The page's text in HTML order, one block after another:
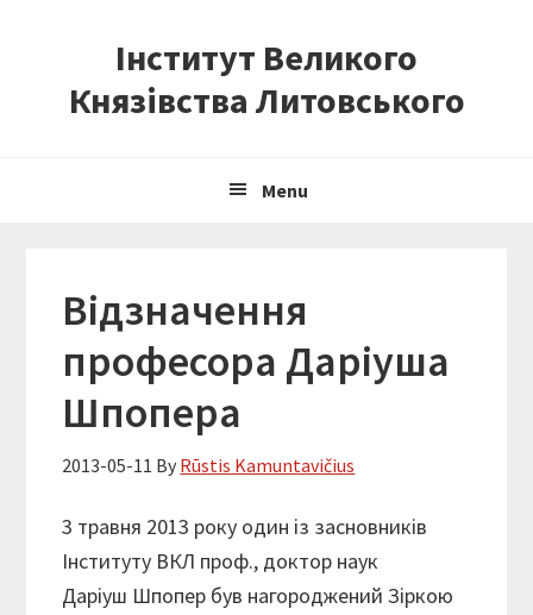
navigation
Інститут Великого
Князівства Литовського
Menu
Відзначення
професора Даріуша
Шпопера
2013-05-11 By Rūstis Kamuntavičius
3 травня 2013 року один із засновників
Інституту ВКЛ проф., доктор наук
Даріуш Шпопер був нагороджений Зіркою